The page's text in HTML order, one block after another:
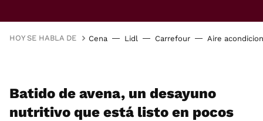
HOY SE HABLA DE Cena Lidl Carrefour Aire
Batido de avena, un desayuno
nutritivo que está listo en pocos